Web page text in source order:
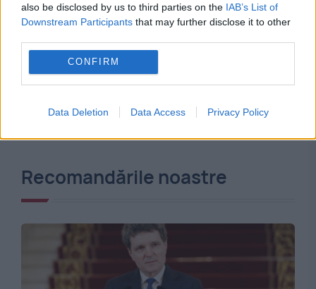
also be disclosed by us to third parties on the IAB’s List of
Downstream Participants that may further disclose it to other
CONFIRM
Data Deletion Data Access Privacy Policy
Recomandările noastre